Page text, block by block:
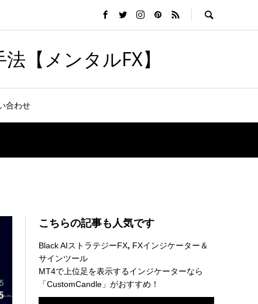
【メンタルFX】
合わせ
こちらの記事も人気です
Black AIストラテジーFX, FXインジケーター＆
サインツール
MT4で上位足を表示するインジケーターなら
「CustomCandle」がおすすめ！